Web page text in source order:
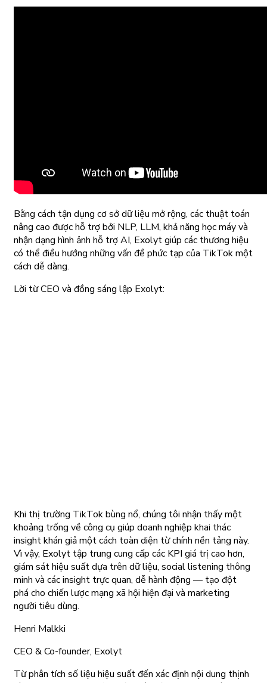
Bằng cách tận dụng cơ sở dữ liệu mở rộng, các thuật toán
nâng cao được hỗ trợ bởi NLP, LLM, khả năng học máy và
nhận dạng hình ảnh hỗ trợ AI, Exolyt giúp các thương hiệu
có thể điều hướng những vấn đề phức tạp của TikTok một
cách dễ dàng.
Lời từ CEO và đồng sáng lập Exolyt:
Khi thị trường TikTok bùng nổ, chúng tôi nhận thấy một
khoảng trống về công cụ giúp doanh nghiệp khai thác
insight khán giả một cách toàn diện từ chính nền tảng này.
Vì vậy, Exolyt tập trung cung cấp các KPI giá trị cao hơn,
giám sát hiệu suất dựa trên dữ liệu, social listening thông
minh và các insight trực quan, dễ hành động — tạo đột
phá cho chiến lược mạng xã hội hiện đại và marketing
người tiêu dùng.
Henri Malkki
CEO & Co-founder, Exolyt
Từ phân tích số liệu hiệu suất đến xác định nội dung thịnh